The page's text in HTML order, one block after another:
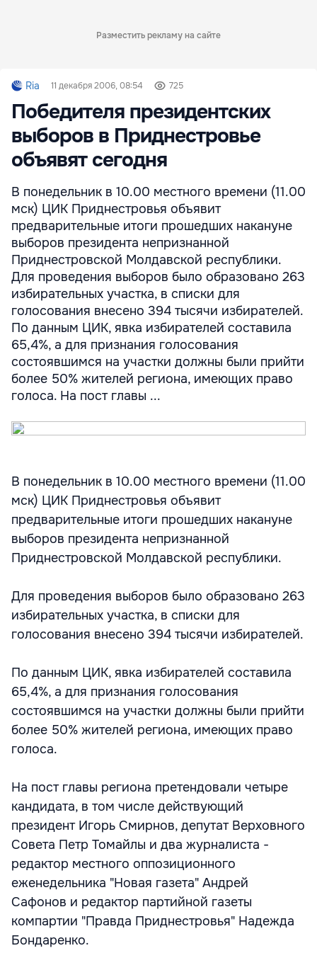
Разместить рекламу на сайте
Ria 11 декабря 2006, 08:54 725
Победителя президентских
выборов в Приднестровье
объявят сегодня
В понедельник в 10.00 местного времени (11.00
мск) ЦИК Приднестровья объявит
предварительные итоги прошедших накануне
выборов президента непризнанной
Приднестровской Молдавской республики.
Для проведения выборов было образовано 263
избирательных участка, в списки для
голосования внесено 394 тысячи избирателей.
По данным ЦИК, явка избирателей составила
65,4%, а для признания голосования
состоявшимся на участки должны были прийти
более 50% жителей региона, имеющих право
голоса. На пост главы ...
В понедельник в 10.00 местного времени (11.00
мск) ЦИК Приднестровья объявит
предварительные итоги прошедших накануне
выборов президента непризнанной
Приднестровской Молдавской республики.
Для проведения выборов было образовано 263
избирательных участка, в списки для
голосования внесено 394 тысячи избирателей.
По данным ЦИК, явка избирателей составила
65,4%, а для признания голосования
состоявшимся на участки должны были прийти
более 50% жителей региона, имеющих право
голоса.
На пост главы региона претендовали четыре
кандидата, в том числе действующий
президент Игорь Смирнов, депутат Верховного
Совета Петр Томайлы и два журналиста -
редактор местного оппозиционного
еженедельника "Новая газета" Андрей
Сафонов и редактор партийной газеты
компартии "Правда Приднестровья" Надежда
Бондаренко.